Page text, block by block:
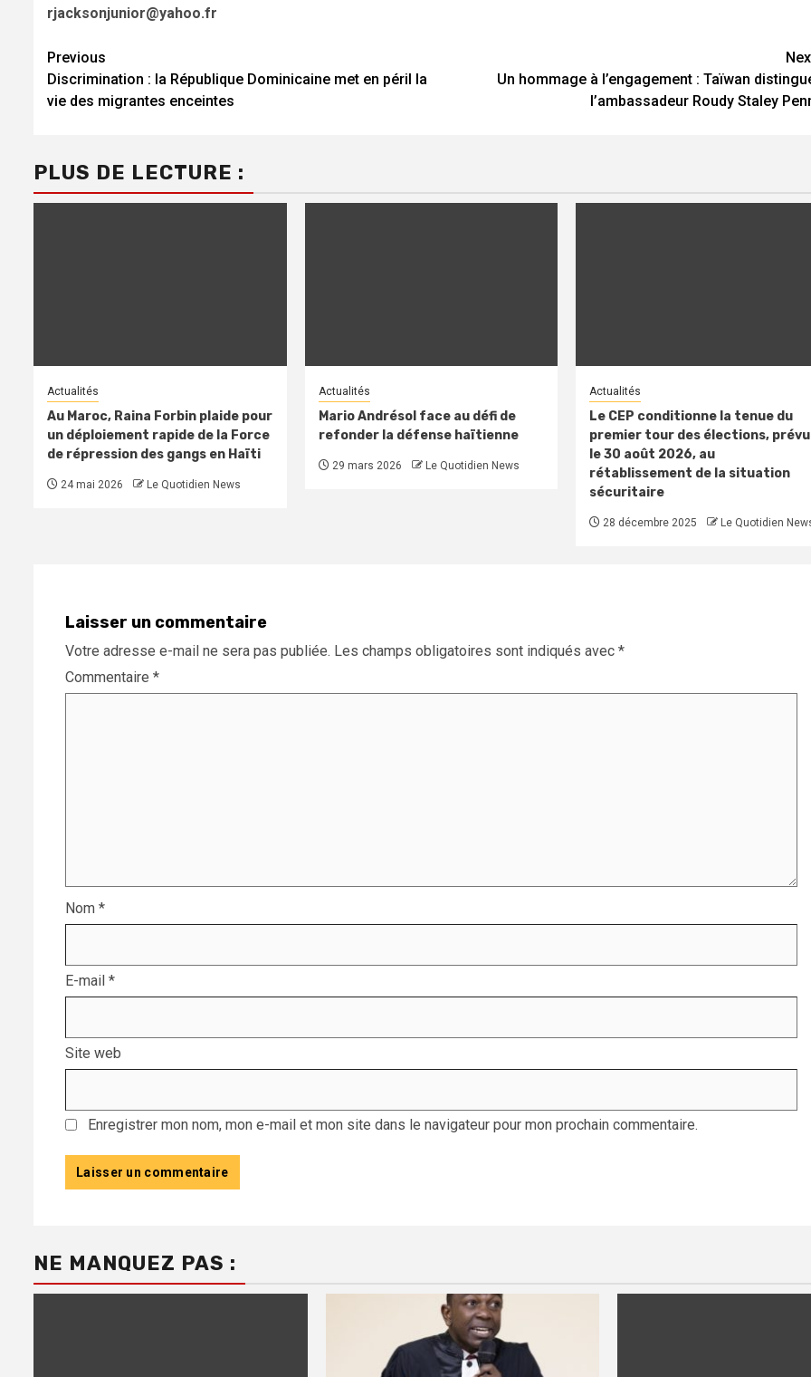
rjacksonjunior@yahoo.fr
Continue
Reading
Previous
Discrimination : la République Dominicaine met en péril la
vie des migrantes enceintes
Un hommage à l’engagement : Taïwan
l’ambassadeur Roudy Staley
PLUS DE LECTURE :
Actualités
Au Maroc, Raina Forbin plaide pour
un déploiement rapide de la Force
de répression des gangs en Haïti
24 mai 2026 Le Quotidien News
Actualités
Mario Andrésol face au défi de
refonder la défense haïtienne
29 mars 2026 Le Quotidien News
Actualités
Le CEP conditionne la tenue du
premier tour des élections, prévu
le 30 août 2026, au
rétablissement de la situation
sécuritaire
28 décembre 2025 Le Quotidien
Laisser un commentaire
Votre adresse e-mail ne sera pas publiée. Les champs obligatoires sont indiqués avec *
Commentaire *
Nom *
E-mail *
Site web
Enregistrer mon nom, mon e-mail et mon site dans le navigateur pour mon prochain commentaire.
NE MANQUEZ PAS :